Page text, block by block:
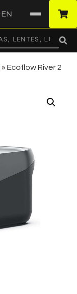
EN
» Ecoflow River 2